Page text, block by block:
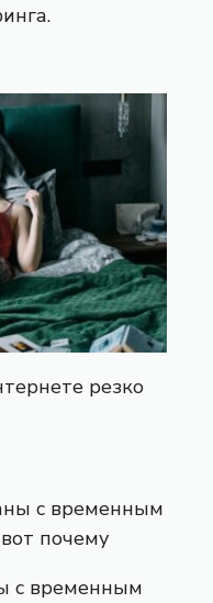
резко
с временным